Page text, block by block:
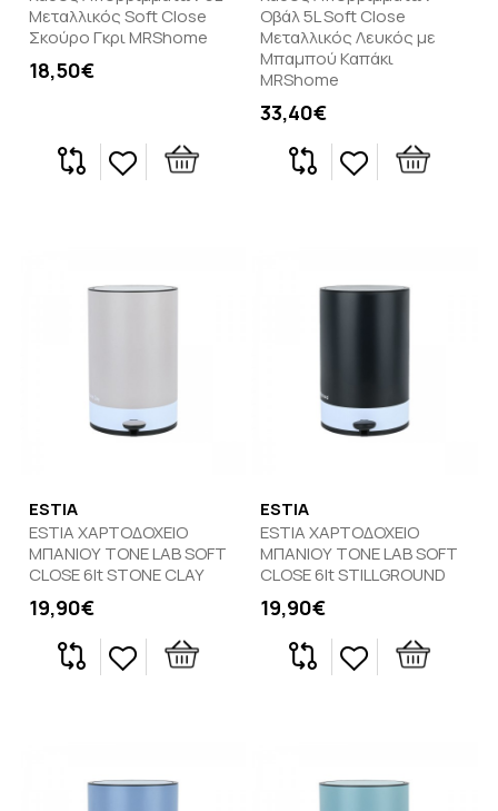
Μεταλλικός Soft Close
Σκούρο Γκρι MRShome
18,50€
Οβάλ 5L Soft Close
Μεταλλικός Λευκός με
Μπαμπού Καπάκι
MRShome
33,40€
ESTIA
ESTIA ΧΑΡΤΟΔΟΧΕΙΟ
ΜΠΑΝΙΟΥ TONE LAB SOFT
CLOSE 6lt STONE CLAY
19,90€
ESTIA
ESTIA ΧΑΡΤΟΔΟΧΕΙΟ
ΜΠΑΝΙΟΥ TONE LAB SOFT
CLOSE 6lt STILLGROUND
19,90€